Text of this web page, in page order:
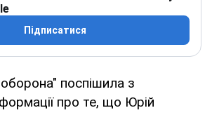
Підписатися
поспішила з
про те, що Юрій